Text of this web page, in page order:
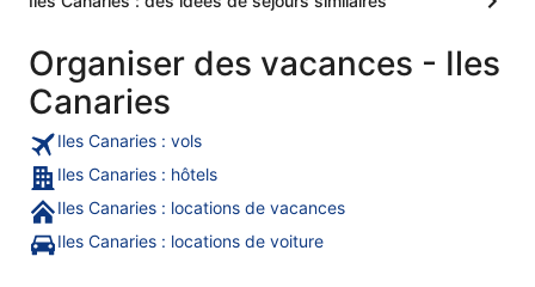
Organiser des vacances - Iles
Canaries
Iles Canaries : vols
Iles Canaries : hôtels
Iles Canaries : locations de vacances
Iles Canaries : locations de voiture